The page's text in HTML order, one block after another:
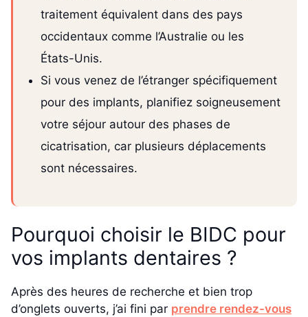
traitement équivalent dans des pays
occidentaux comme l’Australie ou les
États-Unis.
Si vous venez de l’étranger spécifiquement
pour des implants, planifiez soigneusement
votre séjour autour des phases de
cicatrisation, car plusieurs déplacements
sont nécessaires.
Pourquoi choisir le BIDC pour
vos implants dentaires ?
Après des heures de recherche et bien trop
d’onglets ouverts, j’ai fini par prendre rendez-vous